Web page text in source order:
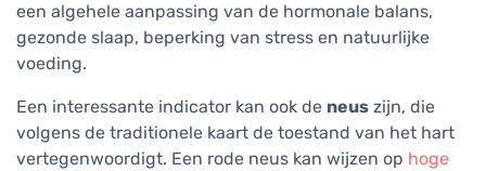
een algehele aanpassing van de hormonale balans,
gezonde slaap, beperking van stress en natuurlijke
voeding.
Een interessante indicator kan ook de neus zijn, die
volgens de traditionele kaart de toestand van het hart
vertegenwoordigt. Een rode neus kan wijzen op hoge